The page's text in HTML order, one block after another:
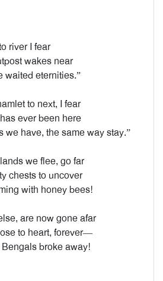
river I fear
wakes near
waited eternities.”
to next, I fear
ever been here
we have, the same way stay.”
we flee, go far
chests to uncover
with honey bees!
are now gone afar
to heart, forever—
broke away!